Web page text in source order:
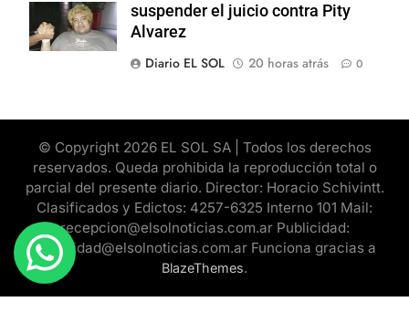
suspender el juicio contra Pity
Alvarez
Diario EL SOL
20 horas atrás 0
© Copyright 2026 EL SOL SA | Todos los derechos
reservados. Queda prohibida la reproducción total o
parcial del presente diario. Director: Horacio Schivintt.
Clasificados y Edictos: 4257-6325 Interno 101 Mail:
recepcion@elsolnoticias.com.ar Publicidad:
publicidad@elsolnoticias.com.ar Funciona gracias a
BlazeThemes.